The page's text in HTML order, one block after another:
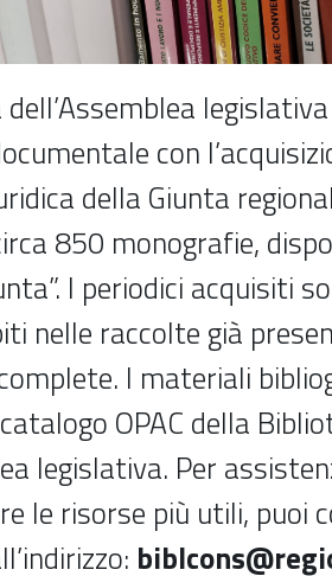
con
della Giunta
850 monografie,
I periodici acquisiti
nelle raccolte già
I materiali
OPAC della
legislativa. Per
le risorse più utili, puoi